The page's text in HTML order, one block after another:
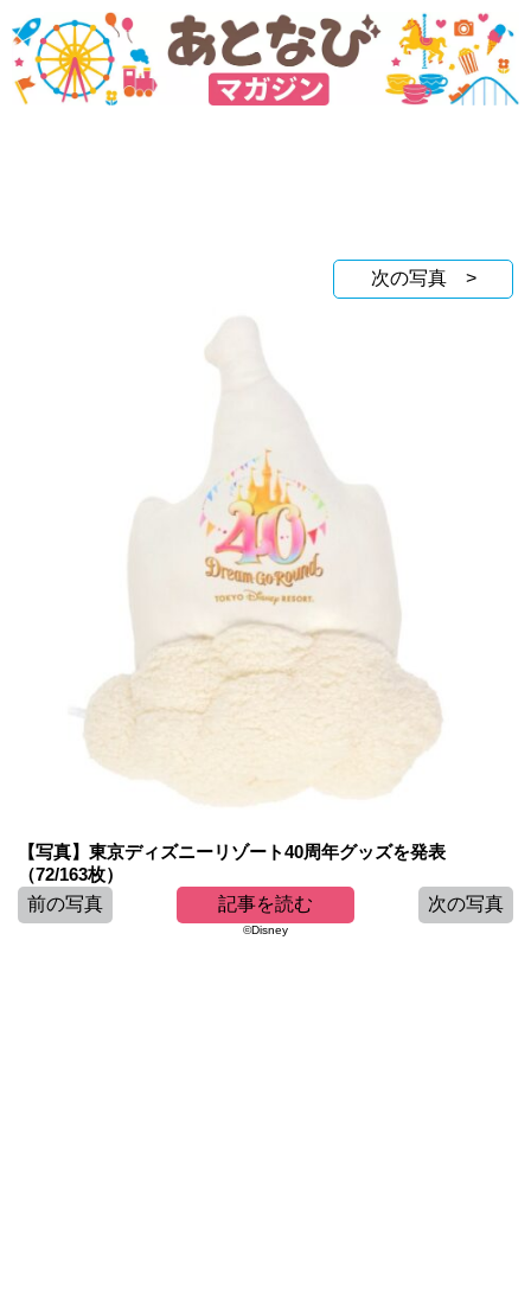
次の写真 >
【写真】東京ディズニーリゾート40周年グッズを発表
（72/163枚）
前の写真
記事を読む 次の写真
©Disney